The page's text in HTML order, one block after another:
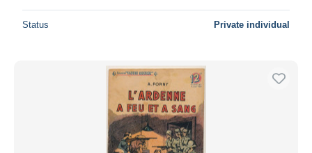
Status Private individual